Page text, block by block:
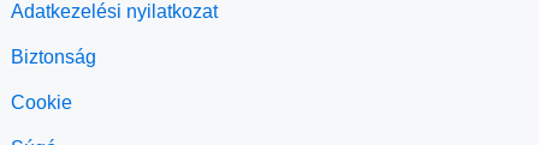
Adatkezelési nyilatkozat
Biztonság
Cookie